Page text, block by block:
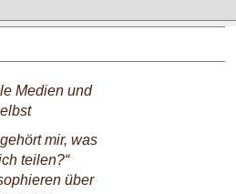
Medien und
mir, was
teilen?“
über